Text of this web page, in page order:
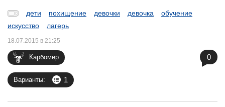
дети похищение девочки девочка
обучение
искусство
лагерь
Карбомер
18.07.2015 в 21:25
Варианты: 1
0